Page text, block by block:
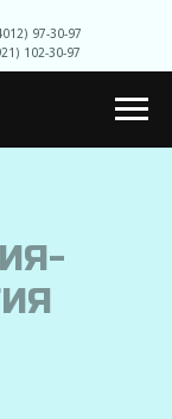
97-30-97
102-30-97